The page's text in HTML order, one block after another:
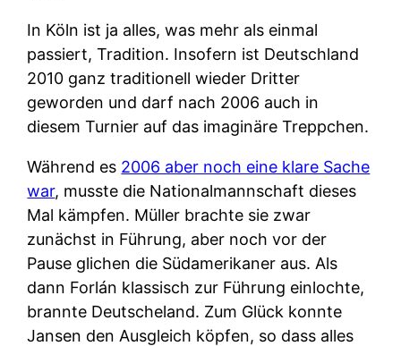
In Köln ist ja alles, was mehr als einmal
passiert, Tradition. Insofern ist Deutschland
2010 ganz traditionell wieder Dritter
geworden und darf nach 2006 auch in
diesem Turnier auf das imaginäre Treppchen.
Während es 2006 aber noch eine klare Sache
war, musste die Nationalmannschaft dieses
Mal kämpfen. Müller brachte sie zwar
zunächst in Führung, aber noch vor der
Pause glichen die Südamerikaner aus. Als
dann Forlán klassisch zur Führung einlochte,
brannte Deutscheland. Zum Glück konnte
Jansen den Ausgleich köpfen, so dass alles